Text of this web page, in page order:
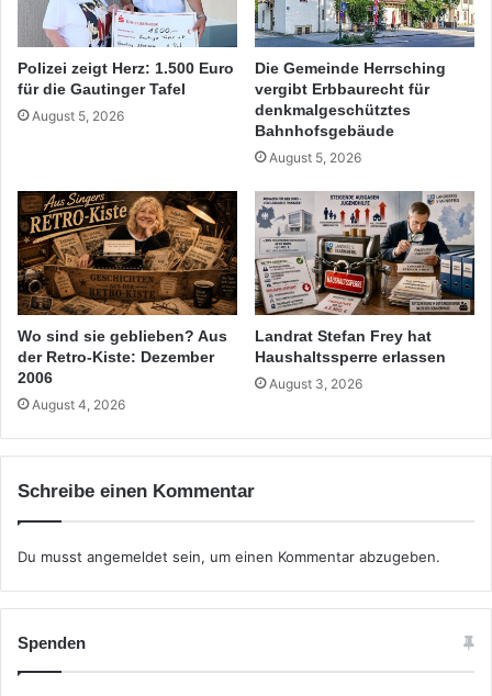
Polizei zeigt Herz: 1.500 Euro
für die Gautinger Tafel
August 5, 2026
Die Gemeinde Herrsching
vergibt Erbbaurecht für
denkmalgeschütztes
Bahnhofsgebäude
August 5, 2026
Wo sind sie geblieben? Aus
der Retro-Kiste: Dezember
2006
August 4, 2026
Landrat Stefan Frey hat
Haushaltssperre erlassen
August 3, 2026
Schreibe einen Kommentar
Du musst angemeldet sein, um einen Kommentar abzugeben.
Spenden